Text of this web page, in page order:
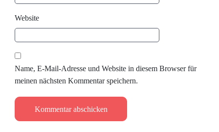
Website
Name, E-Mail-Adresse und Website in diesem Browser für
meinen nächsten Kommentar speichern.